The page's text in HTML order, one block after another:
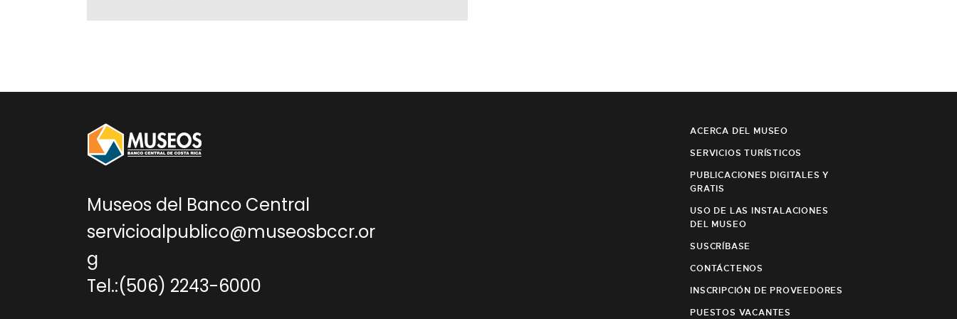
Museos del Banco Central
servicioalpublico@museosbccr.or
g
Tel.:(506) 2243-6000
ACERCA DEL MUSEO
SERVICIOS TURÍSTICOS
PUBLICACIONES DIGITALES Y
GRATIS
USO DE LAS INSTALACIONES
DEL MUSEO
SUSCRÍBASE
CONTÁCTENOS
INSCRIPCIÓN DE PROVEEDORES
PUESTOS VACANTES